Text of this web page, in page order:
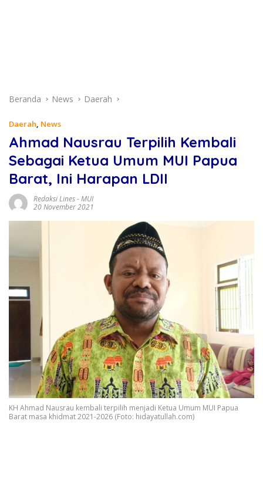
Beranda News Daerah
Daerah, News
Ahmad Nausrau Terpilih Kembali
Sebagai Ketua Umum MUI Papua
Barat, Ini Harapan LDII
Redaksi Lines-MUI
20 November 2021
KH Ahmad Nausrau kembali terpilih menjadi Ketua Umum MUI Papua
Barat masa khidmat 2021-2026 (Foto: hidayatullah.com)